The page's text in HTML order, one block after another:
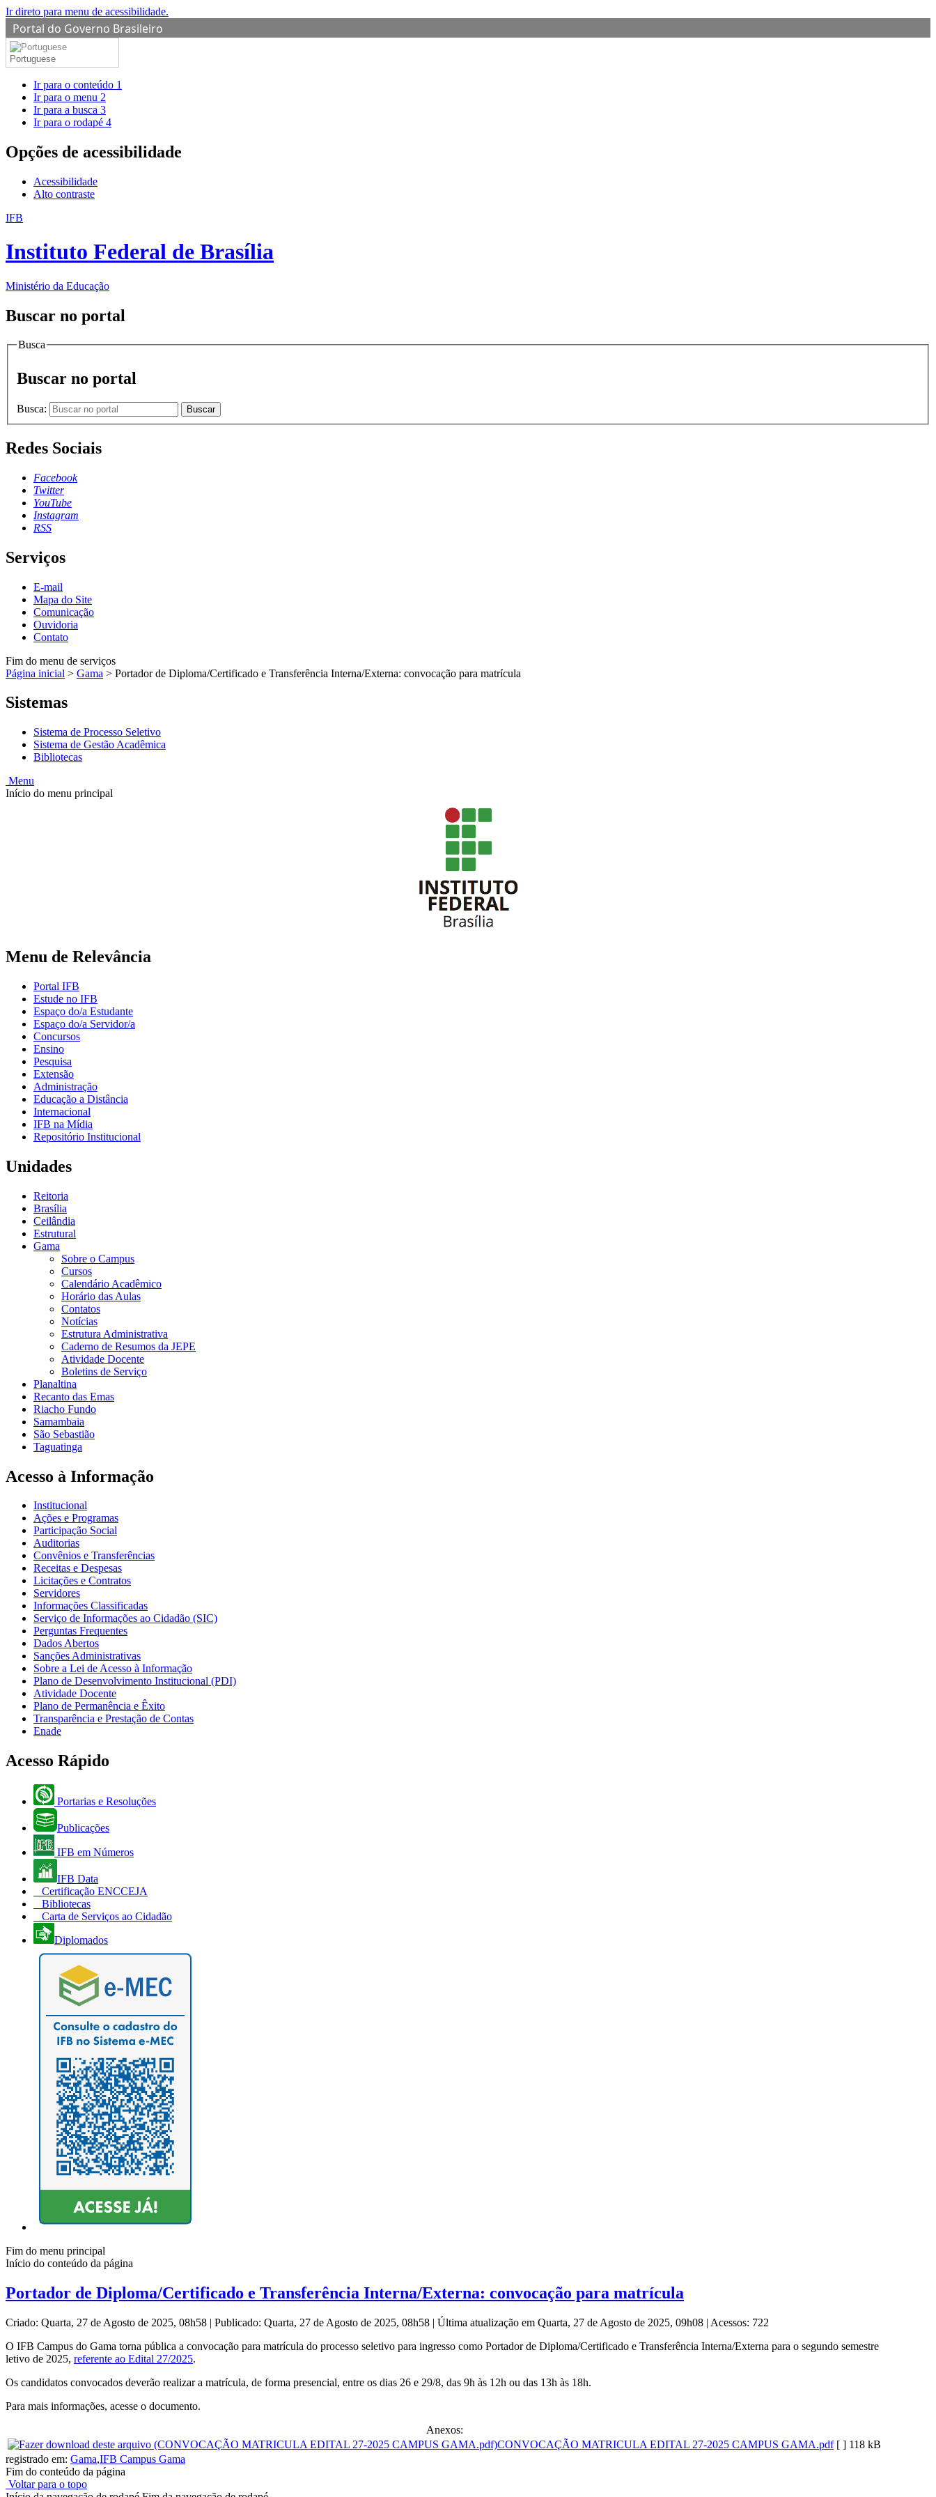
Ir direto para menu de acessibilidade.
Portal do Governo Brasileiro
Portuguese
Ir para o conteúdo 1
Ir para o menu 2
Ir para a busca 3
Ir para o rodapé 4
Opções de acessibilidade
Acessibilidade
Alto contraste
IFB
Instituto Federal de Brasília
Ministério da Educação
Buscar no portal
Busca
Buscar no portal
Busca: Buscar
Redes Sociais
Facebook
Twitter
YouTube
Instagram
RSS
Serviços
E-mail
Mapa do Site
Comunicação
Ouvidoria
Contato
Fim do menu de serviços
Página inicial > Gama > Portador de Diploma/Certificado e Transferência Interna/Externa: convocação para matrícula
Sistemas
Sistema de Processo Seletivo
Sistema de Gestão Acadêmica
Bibliotecas
Menu
Início do menu principal
Menu de Relevância
Portal IFB
Estude no IFB
Espaço do/a Estudante
Espaço do/a Servidor/a
Concursos
Ensino
Pesquisa
Extensão
Administração
Educação a Distância
Internacional
IFB na Mídia
Repositório Institucional
Unidades
Reitoria
Brasília
Ceilândia
Estrutural
Gama
Sobre o Campus
Cursos
Calendário Acadêmico
Horário das Aulas
Contatos
Notícias
Estrutura Administrativa
Caderno de Resumos da JEPE
Atividade Docente
Boletins de Serviço
Planaltina
Recanto das Emas
Riacho Fundo
Samambaia
São Sebastião
Taguatinga
Acesso à Informação
Institucional
Ações e Programas
Participação Social
Auditorias
Convênios e Transferências
Receitas e Despesas
Licitações e Contratos
Servidores
Informações Classificadas
Serviço de Informações ao Cidadão (SIC)
Perguntas Frequentes
Dados Abertos
Sanções Administrativas
Sobre a Lei de Acesso à Informação
Plano de Desenvolvimento Institucional (PDI)
Atividade Docente
Plano de Permanência e Êxito
Transparência e Prestação de Contas
Enade
Acesso Rápido
Portarias e Resoluções
Publicações
IFB em Números
IFB Data
Certificação ENCCEJA
Bibliotecas
Carta de Serviços ao Cidadão
Diplomados
Fim do menu principal
Início do conteúdo da página
Portador de Diploma/Certificado e Transferência Interna/Externa: convocação para matrícula
Criado: Quarta, 27 de Agosto de 2025, 08h58 | Publicado: Quarta, 27 de Agosto de 2025, 08h58 | Última atualização em Quarta, 27 de Agosto de 2025, 09h08 | Acessos: 722
O IFB Campus do Gama torna pública a convocação para matrícula do processo seletivo para ingresso como Portador de Diploma/Certificado e Transferência Interna/Externa para o segundo semestre
letivo de 2025, referente ao Edital 27/2025.
Os candidatos convocados deverão realizar a matrícula, de forma presencial, entre os dias 26 e 29/8, das 9h às 12h ou das 13h às 18h.
Para mais informações, acesse o documento.
Anexos:
CONVOCAÇÃO MATRICULA EDITAL 27-2025 CAMPUS GAMA.pdf [ ] 118 kB
registrado em: Gama,IFB Campus Gama
Fim do conteúdo da página
Voltar para o topo